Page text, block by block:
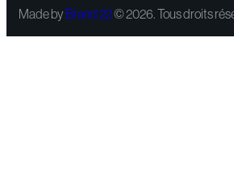
Made byBrand 22© 2026. Tous droits